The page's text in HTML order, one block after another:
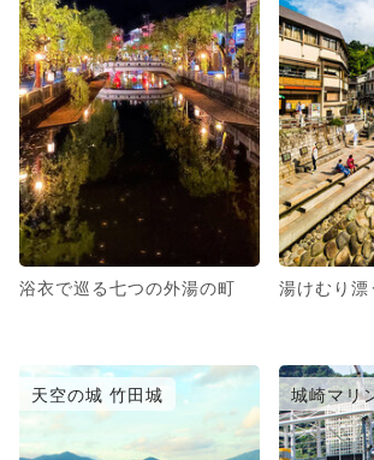
浴衣で巡る七つの外湯の町 湯けむり漂
天空の城 竹田城 城崎マリ